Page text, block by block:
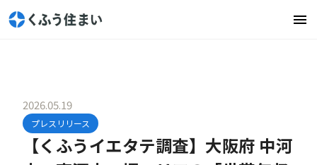
2026.05.19
プレスリリース
【くふうイエタテ調査】大阪府 中河